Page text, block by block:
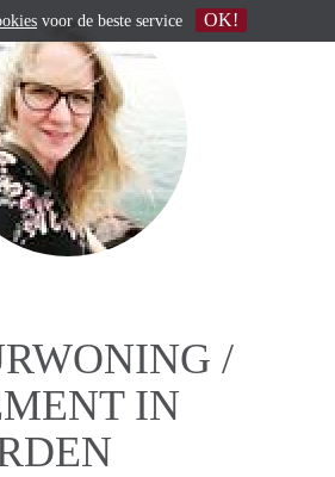
/
IN
voor de beste service OK!